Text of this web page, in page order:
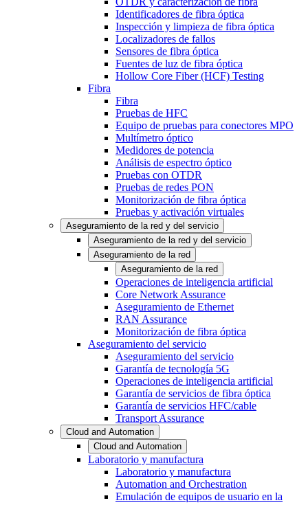
Identificadores de fibra óptica
Inspección y limpieza de fibra óptica
Localizadores de fallos
Sensores de fibra óptica
Fuentes de luz de fibra óptica
Hollow Core Fiber (HCF) Testing
Fibra
Fibra
Pruebas de HFC
Equipo de pruebas para conectores MPO
Multímetro óptico
Medidores de potencia
Análisis de espectro óptico
Pruebas con OTDR
Pruebas de redes PON
Monitorización de fibra óptica
Pruebas y activación virtuales
Aseguramiento de la red y del servicio
Aseguramiento de la red y del servicio
Aseguramiento de la red
Aseguramiento de la red
Operaciones de inteligencia artificial
Core Network Assurance
Aseguramiento de Ethernet
RAN Assurance
Monitorización de fibra óptica
Aseguramiento del servicio
Aseguramiento del servicio
Garantía de tecnología 5G
Operaciones de inteligencia artificial
Garantía de servicios de fibra óptica
Garantía de servicios HFC/cable
Transport Assurance
Cloud and Automation
Cloud and Automation
Laboratorio y manufactura
Laboratorio y manufactura
Automation and Orchestration
Emulación de equipos de usuario en la